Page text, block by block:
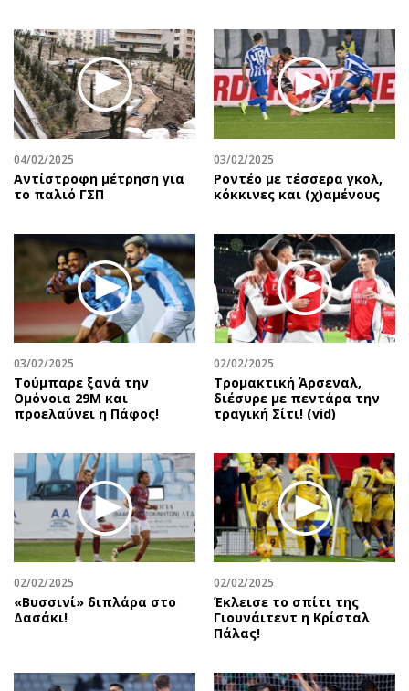
04/02/2025
Αντίστροφη μέτρηση για
το παλιό ΓΣΠ
03/02/2025
Ροντέο με τέσσερα γκολ,
κόκκινες και (χ)αμένους
03/02/2025
Τούμπαρε ξανά την
Ομόνοια 29Μ και
προελαύνει η Πάφος!
02/02/2025
Τρομακτική Άρσεναλ,
διέσυρε με πεντάρα την
τραγική Σίτι! (vid)
02/02/2025
«Βυσσινί» διπλάρα στο
Δασάκι!
02/02/2025
Έκλεισε το σπίτι της
Γιουνάιτεντ η Κρίσταλ
Πάλας!